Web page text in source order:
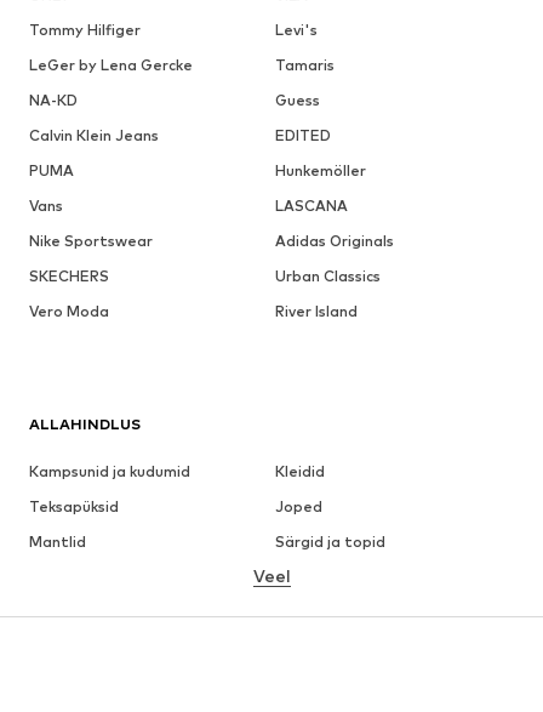
Tommy Hilfiger
Levi's
LeGer by Lena Gercke
Tamaris
NA-KD
Guess
Calvin Klein Jeans
EDITED
PUMA
Hunkemöller
Vans
LASCANA
Nike Sportswear
Adidas Originals
SKECHERS
Urban Classics
Vero Moda
River Island
ALLAHINDLUS
Kampsunid ja kudumid
Kleidid
Teksapüksid
Joped
Mantlid
Särgid ja topid
Pesu
Seelikud
Pluusid ja tuunikad
Veel